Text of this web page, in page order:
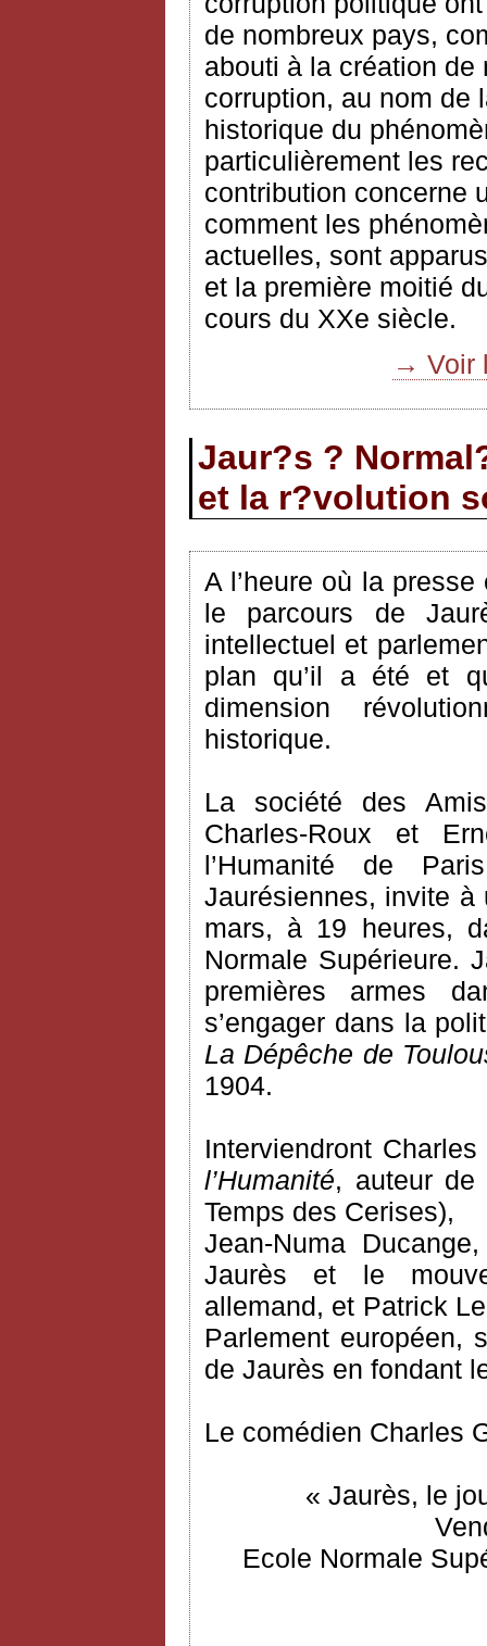
de nombreux pays,
abouti à la création
corruption, au nom de
historique du
particulièrement les
contribution concerne
comment les
actuelles, sont
et la première moitié
cours du XXe siècle.
→ Voir
Jaur?s ?
et la r?volution
A l’heure où la
le parcours de
intellectuel et
plan qu’il a été et
dimension
historique.
La société des
Charles-Roux et
l’Humanité de
Jaurésiennes, invite à
mars, à 19 heures,
Normale Supérieure.
premières armes
s’engager dans la
La Dépêche de
1904.
Interviendront
l’Humanité, auteur de
Temps des Cerises),
Jean-Numa
Jaurès et le
allemand, et Patrick
Parlement européen,
de Jaurès en fondant
Le comédien Charles
« Jaurès, le
Ecole Normale